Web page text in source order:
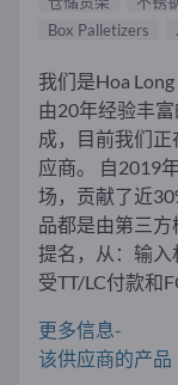
Box Palletizers
我们是Hoa Long
由20年经验丰
成，目前我们
应商。 自2019
场，贡献了近
品都是由第三
提名，从：输
受TT/LC付款和
更多信息-
该供应商的产品